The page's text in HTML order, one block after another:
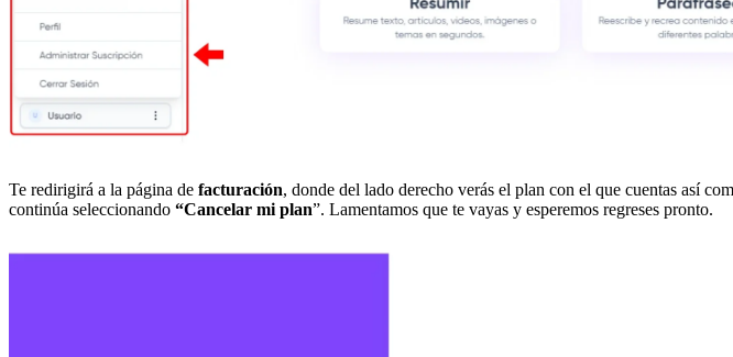
Te redirigirá a la página de facturación, donde del lado derecho verás el plan con el que cuentas así
continúa seleccionando “Cancelar mi plan”. Lamentamos que te vayas y esperemos regreses pronto.